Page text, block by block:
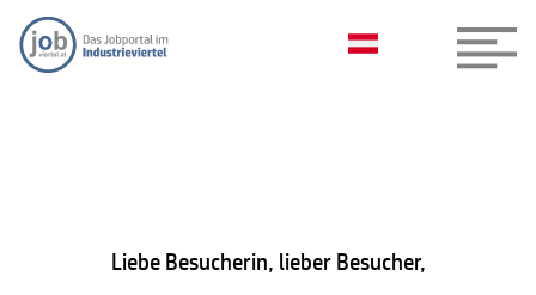
Liebe Besucherin, lieber Besucher,